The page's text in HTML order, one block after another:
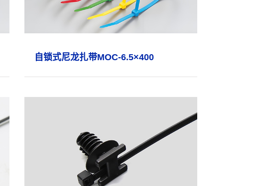
自锁式尼龙扎带MOC-6.5×400